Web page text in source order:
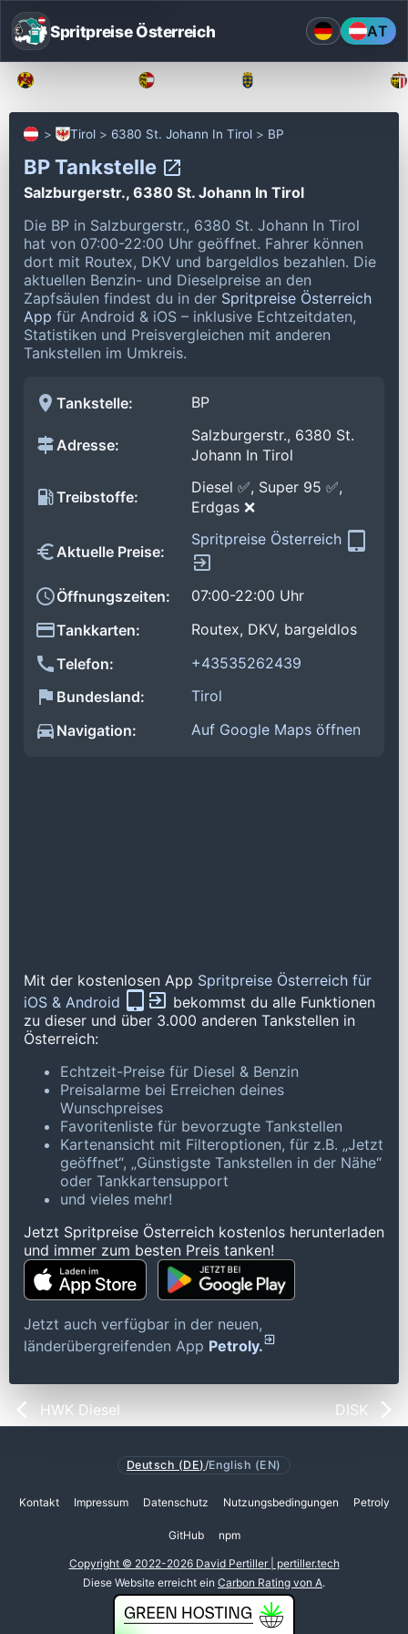
Spritpreise Österreich AT
Tirol 6380 St. Johann In Tirol BP
BP Tankstelle
Salzburgerstr., 6380 St. Johann In Tirol
Die BP in Salzburgerstr., 6380 St. Johann In Tirol
hat von 07:00-22:00 Uhr geöffnet. Fahrer können
dort mit Routex, DKV und bargeldlos bezahlen. Die
aktuellen Benzin- und Dieselpreise an den
Zapfsäulen findest du in der Spritpreise Österreich
App für Android & iOS – inklusive Echtzeitdaten,
Statistiken und Preisvergleichen mit anderen
Tankstellen im Umkreis.
Tankstelle: BP
Adresse:
Salzburgerstr., 6380 St.
Johann In Tirol
Treibstoffe:
Diesel ✅, Super 95 ✅,
Erdgas ❌
Aktuelle Preise:
Spritpreise Österreich
Öffnungszeiten:
07:00-22:00 Uhr
Tankkarten:
Routex, DKV, bargeldlos
Telefon:
+43535262439
Bundesland:
Tirol
Navigation:
Auf Google Maps öffnen
Mit der kostenlosen App Spritpreise Österreich für
iOS & Android
bekommst du alle Funktionen
zu dieser und über 3.000 anderen Tankstellen in
Österreich:
Echtzeit-Preise für Diesel & Benzin
Preisalarme bei Erreichen deines
Wunschpreises
Favoritenliste für bevorzugte Tankstellen
Kartenansicht mit Filteroptionen, für z.B. „Jetzt
geöffnet“, „Günstigste Tankstellen in der Nähe“
oder Tankkartensupport
und vieles mehr!
Jetzt Spritpreise Österreich kostenlos herunterladen
und immer zum besten Preis tanken!
Jetzt auch verfügbar in der neuen,
länderübergreifenden App Petroly.
HWK Diesel DISK
Deutsch (DE)/English (EN)
Kontakt Impressum Datenschutz Nutzungsbedingungen Petroly
GitHub npm
Copyright © 2022-2026 David Pertiller | pertiller.tech
Diese Website erreicht ein Carbon Rating von A.